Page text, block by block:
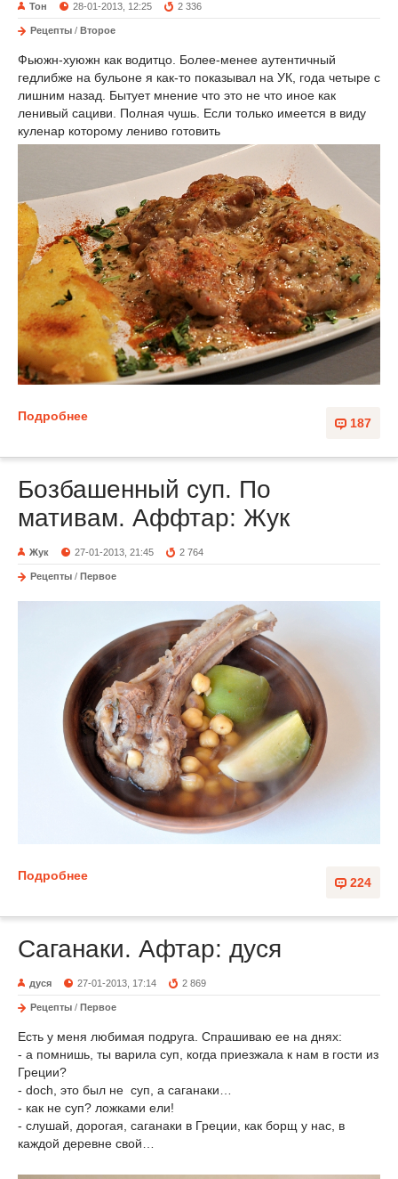
Тон 28-01-2013, 12:25 2 336
Рецепты / Второе
Фьюжн-хуюжн как водитцо. Более-менее аутентичный
гедлибже на бульоне я как-то показывал на УК, года четыре с
лишним назад. Бытует мнение что это не что иное как
ленивый сациви. Полная чушь. Если только имеется в виду
куленар которому лениво готовить
187
Подробнее
Бозбашенный суп. По
мативам. Аффтар: Жук
Жук 27-01-2013, 21:45 2 764
Рецепты / Первое
224
Подробнее
Саганаки. Афтар: дуся
дуся 27-01-2013, 17:14 2 869
Рецепты / Первое
Есть у меня любимая подруга. Спрашиваю ее на днях:
- а помнишь, ты варила суп, когда приезжала к нам в гости из
Греции?
- doch, это был не суп, а саганаки…
- как не суп? ложками ели!
- слушай, дорогая, саганаки в Греции, как борщ у нас, в
каждой деревне свой…